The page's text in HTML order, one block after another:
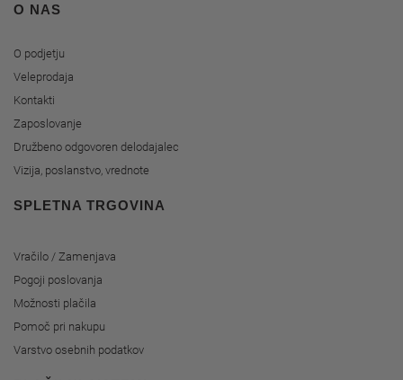
O NAS
O podjetju
Veleprodaja
Kontakti
Zaposlovanje
Družbeno odgovoren delodajalec
Vizija, poslanstvo, vrednote
SPLETNA TRGOVINA
Vračilo / Zamenjava
Pogoji poslovanja
Možnosti plačila
Pomoč pri nakupu
Varstvo osebnih podatkov